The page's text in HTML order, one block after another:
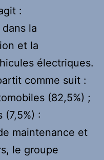
:
la
et la
électriques.
comme suit :
(82,5%) ;
:
maintenance et
le groupe